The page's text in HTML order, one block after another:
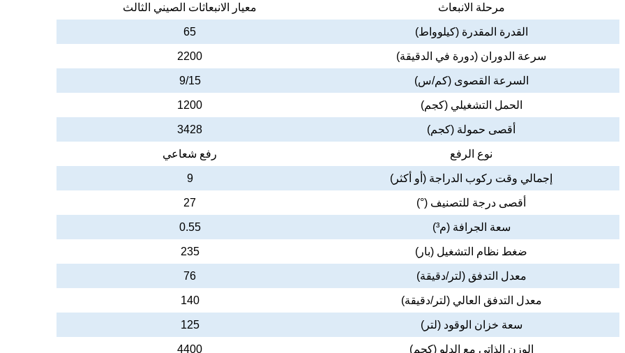
مرحلة الانبعاث معيار الانبعاثات الصيني الثالث
القدرة المقدرة (كيلوواط) 65
سرعة الدوران (دورة في الدقيقة) 2200
السرعة القصوى (كم/س) 9/15
الحمل التشغيلي (كجم) 1200
أقصى حمولة (كجم) 3428
نوع الرفع رفع شعاعي
إجمالي وقت ركوب الدراجة (أو أكثر) 9
أقصى درجة للتصنيف (°) 27
سعة الجرافة (م³) 0.55
ضغط نظام التشغيل (بار) 235
معدل التدفق (لتر/دقيقة) 76
معدل التدفق العالي (لتر/دقيقة) 140
سعة خزان الوقود (لتر) 125
الوزن الذاتي مع الدلو (كجم) 4400